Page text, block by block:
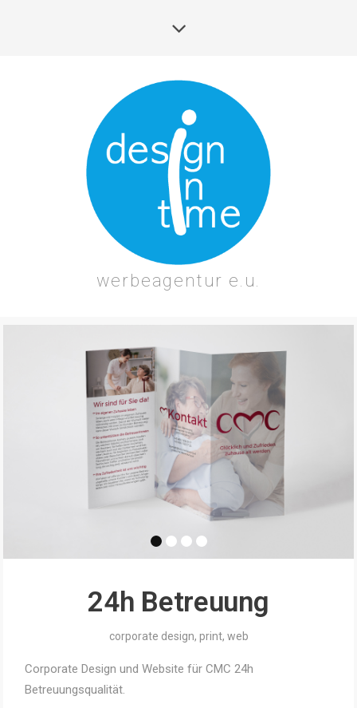
werbeagentur e.u.
24h Betreuung
corporate design, print, web
Corporate Design und Website für CMC 24h
Betreuungsqualität.